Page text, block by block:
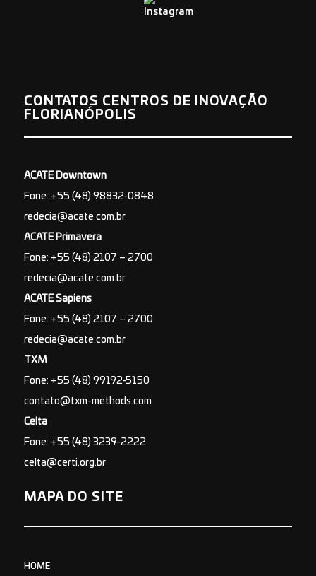
CONTATOS CENTROS DE INOVAÇÃO
FLORIANÓPOLIS
ACATE Downtown
Fone: +55 (48) 98832-0848
redecia@acate.com.br
ACATE Primavera
Fone: +55 (48) 2107 – 2700
redecia@acate.com.br
ACATE Sapiens
Fone: +55 (48) 2107 – 2700
redecia@acate.com.br
TXM
Fone: +55 (48) 99192-5150
contato@txm-methods.com
Celta
Fone: +55 (48) 3239-2222
celta@certi.org.br
MAPA DO SITE
HOME